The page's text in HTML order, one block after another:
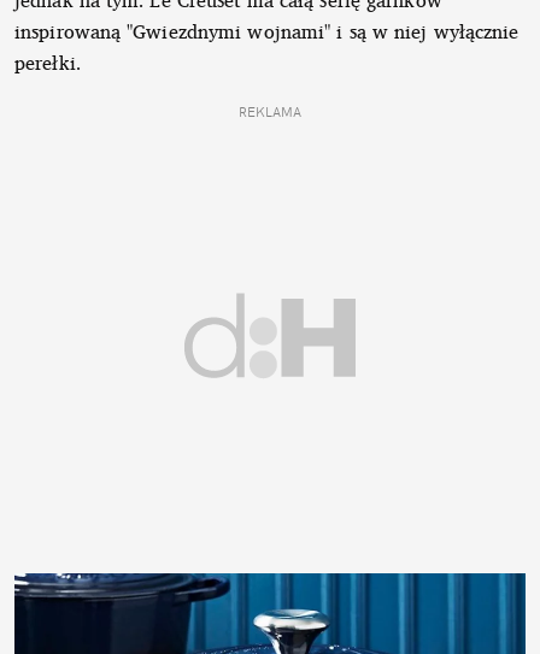
inspirowaną "Gwiezdnymi wojnami" i są w niej wyłącznie
perełki.
REKLAMA